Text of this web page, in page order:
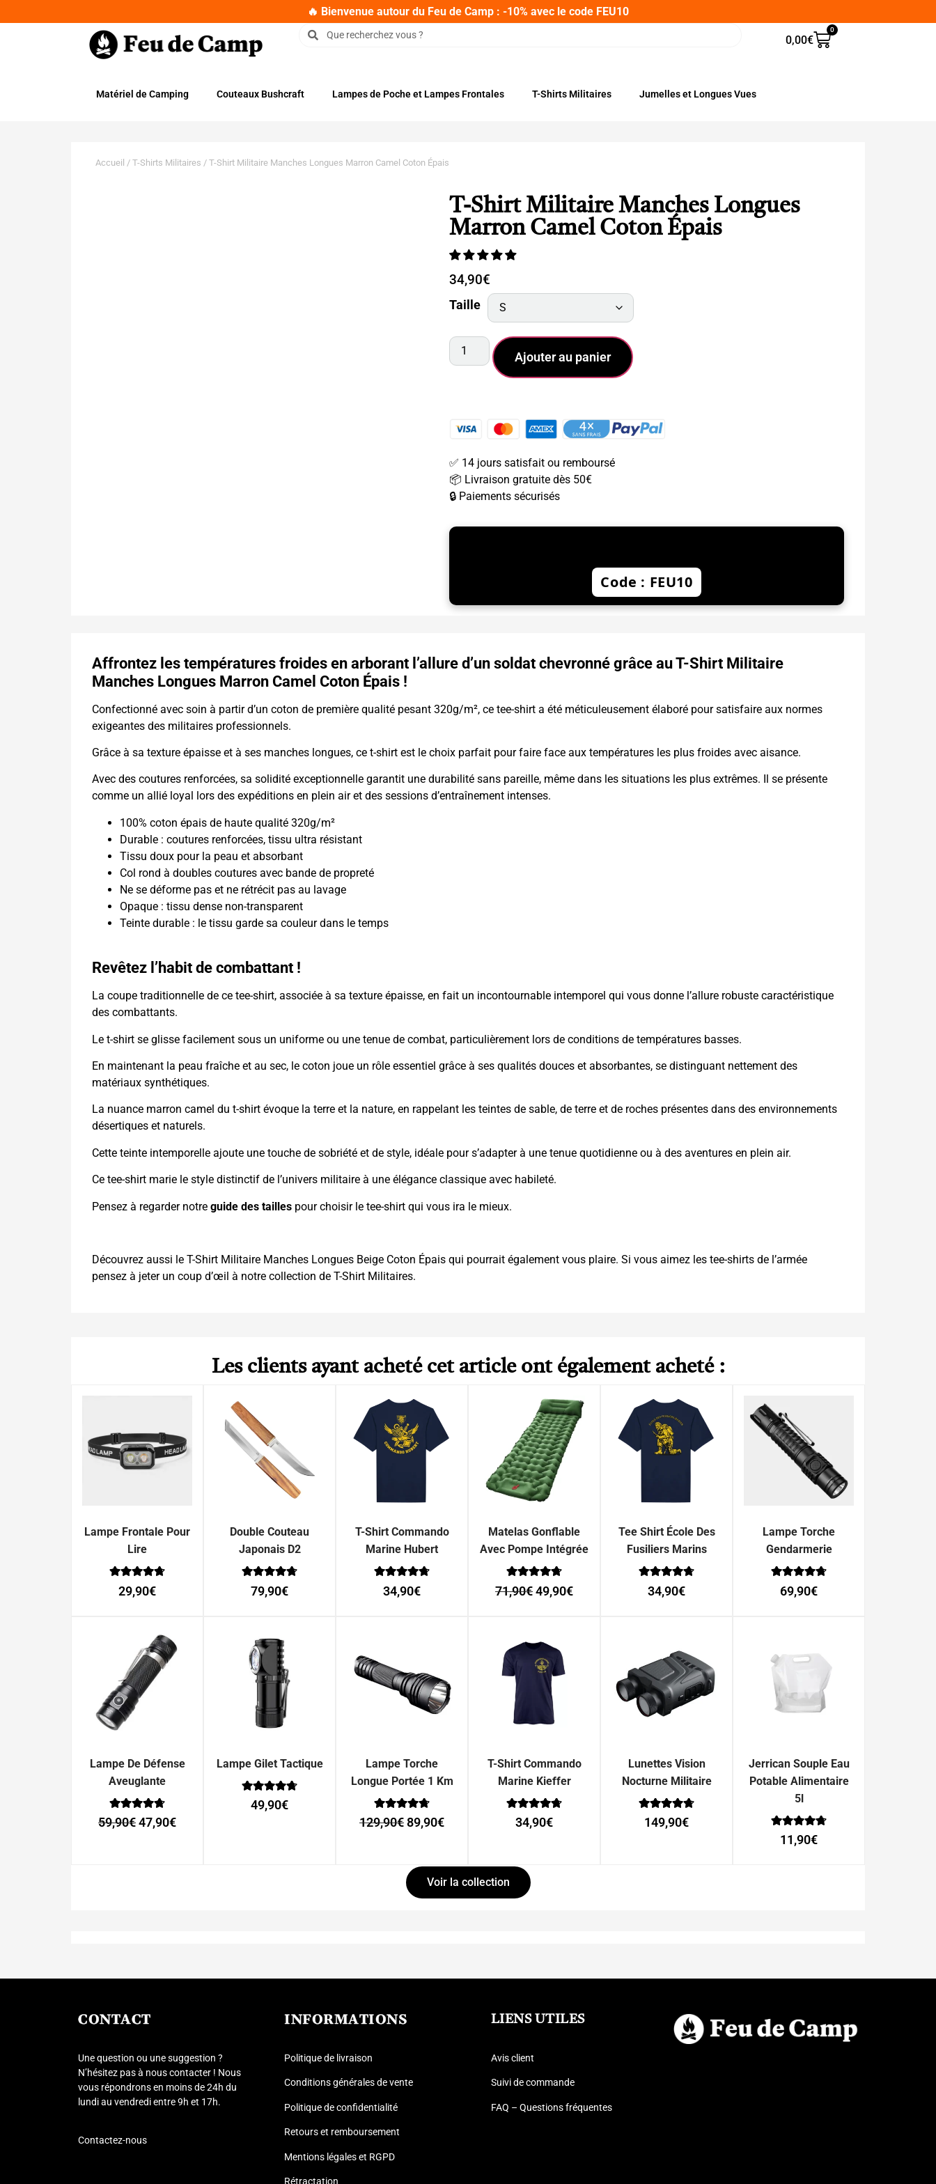
🔥 Bienvenue autour du Feu de Camp : -10% avec le code FEU10
0,00€
0
Matériel de Camping Couteaux Bushcraft Lampes de Poche et Lampes Frontales T-Shirts Militaires Jumelles et Longues Vues
Accueil / T-Shirts Militaires / T-Shirt Militaire Manches Longues Marron Camel Coton Épais
T-Shirt Militaire Manches Longues
Marron Camel Coton Épais
34,90€
Taille
Ajouter au panier
✅ 14 jours satisfait ou remboursé
📦 Livraison gratuite dès 50€
🔒 Paiements sécurisés
Code : FEU10
Affrontez les températures froides en arborant l’allure d’un soldat chevronné grâce au T-Shirt Militaire
Manches Longues Marron Camel Coton Épais !
Confectionné avec soin à partir d’un coton de première qualité pesant 320g/m², ce tee-shirt a été méticuleusement élaboré pour satisfaire aux normes
exigeantes des militaires professionnels.
Grâce à sa texture épaisse et à ses manches longues, ce t-shirt est le choix parfait pour faire face aux températures les plus froides avec aisance.
Avec des coutures renforcées, sa solidité exceptionnelle garantit une durabilité sans pareille, même dans les situations les plus extrêmes. Il se présente
comme un allié loyal lors des expéditions en plein air et des sessions d’entraînement intenses.
100% coton épais de haute qualité 320g/m²
Durable : coutures renforcées, tissu ultra résistant
Tissu doux pour la peau et absorbant
Col rond à doubles coutures avec bande de propreté
Ne se déforme pas et ne rétrécit pas au lavage
Opaque : tissu dense non-transparent
Teinte durable : le tissu garde sa couleur dans le temps
Revêtez l’habit de combattant !
La coupe traditionnelle de ce tee-shirt, associée à sa texture épaisse, en fait un incontournable intemporel qui vous donne l’allure robuste caractéristique
des combattants.
Le t-shirt se glisse facilement sous un uniforme ou une tenue de combat, particulièrement lors de conditions de températures basses.
En maintenant la peau fraîche et au sec, le coton joue un rôle essentiel grâce à ses qualités douces et absorbantes, se distinguant nettement des
matériaux synthétiques.
La nuance marron camel du t-shirt évoque la terre et la nature, en rappelant les teintes de sable, de terre et de roches présentes dans des environnements
désertiques et naturels.
Cette teinte intemporelle ajoute une touche de sobriété et de style, idéale pour s’adapter à une tenue quotidienne ou à des aventures en plein air.
Ce tee-shirt marie le style distinctif de l’univers militaire à une élégance classique avec habileté.
Pensez à regarder notre guide des tailles pour choisir le tee-shirt qui vous ira le mieux.
Découvrez aussi le T-Shirt Militaire Manches Longues Beige Coton Épais qui pourrait également vous plaire. Si vous aimez les tee-shirts de l’armée
pensez à jeter un coup d’œil à notre collection de T-Shirt Militaires.
Les clients ayant acheté cet article ont également acheté :
Lampe Frontale Pour
Lire
Note
0
29,90€
Double Couteau
Japonais D2
Note
0
79,90€
T-Shirt Commando
Marine Hubert
Note
0
34,90€
Matelas Gonflable
Avec Pompe Intégrée
Note
0
71,90€49,90€
Tee Shirt École Des
Fusiliers Marins
Note
0
34,90€
Lampe Torche
Gendarmerie
Note
0
69,90€
Lampe De Défense
Aveuglante
Note
0
59,90€47,90€
Lampe Gilet Tactique
Note
0
49,90€
Lampe Torche
Longue Portée 1 Km
Note
0
129,90€89,90€
T-Shirt Commando
Marine Kieffer
Note
0
34,90€
Lunettes Vision
Nocturne Militaire
Note
0
149,90€
Jerrican Souple Eau
Potable Alimentaire
5l
Note
0
11,90€
Voir la collection
CONTACT
Une question ou une suggestion ?
N’hésitez pas à nous contacter ! Nous
vous répondrons en moins de 24h du
lundi au vendredi entre 9h et 17h.
Contactez-nous
INFORMATIONS
Politique de livraison
Conditions générales de vente
Politique de confidentialité
Retours et remboursement
Mentions légales et RGPD
Rétractation
LIENS UTILES
Avis client
Suivi de commande
FAQ – Questions fréquentes